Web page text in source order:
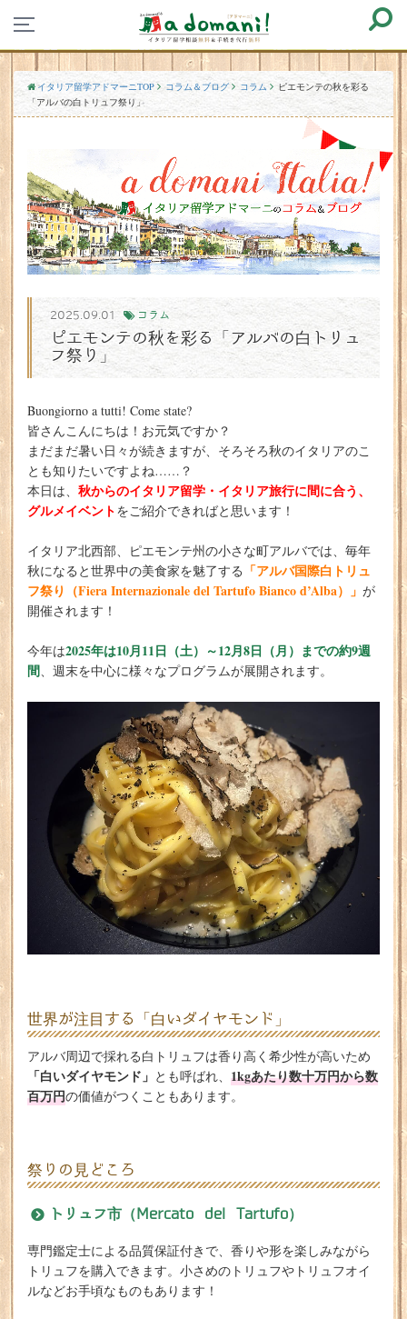
イタリア留学アドマーニTOP コラム＆ブログ コラム
ピエモンテの秋を彩る
「アルバの白トリュフ祭り」
2025.09.01 コラム
ピエモンテの秋を彩る「アルバの白トリュ
フ祭り」
Buongiorno a tutti! Come state?
皆さんこんにちは！お元気ですか？
まだまだ暑い日々が続きますが、そろそろ秋のイタリアのこ
とも知りたいですよね……？
本日は、 秋からのイタリア留学・イタリア旅行に間に合う、
グルメイベントをご紹介できればと思います！
イタリア北西部、ピエモンテ州の小さな町アルバでは、毎年
秋になると世界中の美食家を魅了する 「アルバ国際白トリュ
フ祭り（Fiera Internazionale del Tartufo Bianco d’Alba）」 が
開催されます！
今年は2025年は10月11日（土）～12月8日（月）までの約9週
間、週末を中心に様々なプログラムが展開されます。
世界が注目する「白いダイヤモンド」
アルバ周辺で採れる白トリュフは香り高く希少性が高いため
「白いダイヤモンド」 とも呼ばれ、 1kgあたり数十万円から数
百万円の価値がつくこともあります。
祭りの見どころ
トリュフ市（Mercato del Tartufo）
専門鑑定士による品質保証付きで、香りや形を楽しみながら
トリュフを購入できます。小さめのトリュフやトリュフオイ
ルなどお手頃なものもあります！